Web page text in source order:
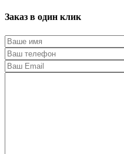
Заказ в один клик